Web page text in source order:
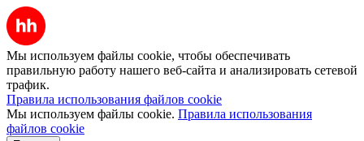
Мы используем файлы cookie, чтобы обеспечивать
правильную работу нашего веб-сайта и анализировать сетевой
трафик.
Правила использования файлов cookie
Мы используем файлы cookie. Правила использования
файлов cookie